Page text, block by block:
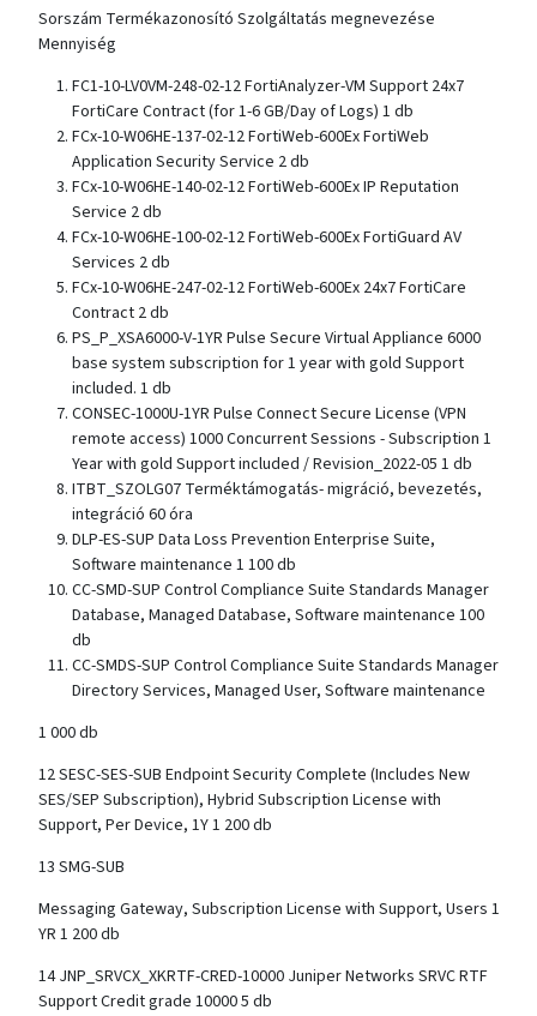
Sorszám Termékazonosító Szolgáltatás megnevezése
Mennyiség
FC1-10-LV0VM-248-02-12 FortiAnalyzer-VM Support 24x7
FortiCare Contract (for 1-6 GB/Day of Logs) 1 db
FCx-10-W06HE-137-02-12 FortiWeb-600Ex FortiWeb
Application Security Service 2 db
FCx-10-W06HE-140-02-12 FortiWeb-600Ex IP Reputation
Service 2 db
FCx-10-W06HE-100-02-12 FortiWeb-600Ex FortiGuard AV
Services 2 db
FCx-10-W06HE-247-02-12 FortiWeb-600Ex 24x7 FortiCare
Contract 2 db
PS_P_XSA6000-V-1YR Pulse Secure Virtual Appliance 6000
base system subscription for 1 year with gold Support
included. 1 db
CONSEC-1000U-1YR Pulse Connect Secure License (VPN
remote access) 1000 Concurrent Sessions - Subscription 1
Year with gold Support included / Revision_2022-05 1 db
ITBT_SZOLG07 Terméktámogatás- migráció, bevezetés,
integráció 60 óra
DLP-ES-SUP Data Loss Prevention Enterprise Suite,
Software maintenance 1 100 db
CC-SMD-SUP Control Compliance Suite Standards Manager
Database, Managed Database, Software maintenance 100
db
CC-SMDS-SUP Control Compliance Suite Standards Manager
Directory Services, Managed User, Software maintenance
1 000 db
12 SESC-SES-SUB Endpoint Security Complete (Includes New
SES/SEP Subscription), Hybrid Subscription License with
Support, Per Device, 1Y 1 200 db
13 SMG-SUB
Messaging Gateway, Subscription License with Support, Users 1
YR 1 200 db
14 JNP_SRVCX_XKRTF-CRED-10000 Juniper Networks SRVC RTF
Support Credit grade 10000 5 db